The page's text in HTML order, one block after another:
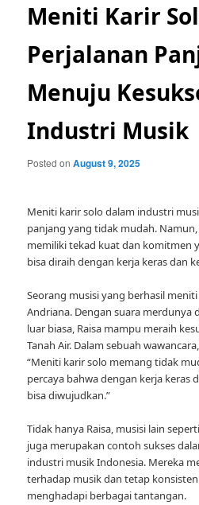
Meniti Karir
Perjalanan
Menuju
Industri Musik
Posted onAugust 9, 2025
Meniti karir solo dalam industri
panjang yang tidak mudah.
memiliki tekad kuat dan komitmen
bisa diraih dengan kerja keras dan
Seorang musisi yang berhasil
Andriana. Dengan suara merdunya
luar biasa, Raisa mampu meraih
Tanah Air. Dalam sebuah
“Meniti karir solo memang tidak
percaya bahwa dengan kerja keras
bisa diwujudkan.”
Tidak hanya Raisa, musisi lain
juga merupakan contoh sukses
industri musik Indonesia. Mereka
terhadap musik dan tetap
menghadapi berbagai tantangan.